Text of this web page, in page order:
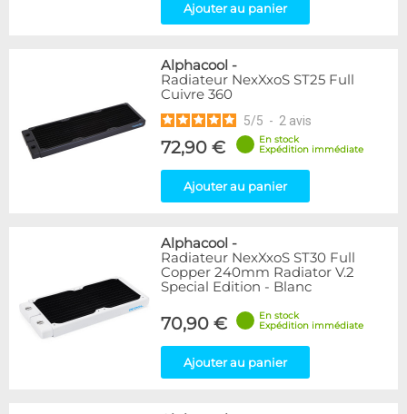
Ajouter au panier
Alphacool -
Radiateur NexXxoS ST25 Full
Cuivre 360
5/5 - 2 avis
72,90 €
En stock
Expédition immédiate
Ajouter au panier
Alphacool -
Radiateur NexXxoS ST30 Full
Copper 240mm Radiator V.2
Special Edition - Blanc
70,90 €
En stock
Expédition immédiate
Ajouter au panier